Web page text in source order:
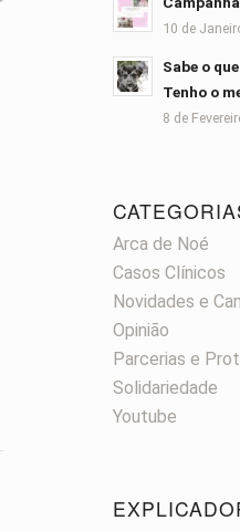
10 de
Sabe o
Tenho o
8 de
Arca de Noé
Casos Clínicos
Novidades e
Opinião
Parcerias e
Solidariedade
Youtube